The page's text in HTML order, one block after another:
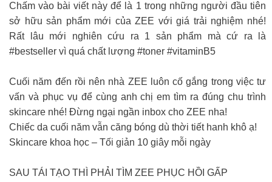
Chấm vào bài viết này để là 1 trong những người đầu tiên
sở hữu sản phẩm mới của ZEE với giá trải nghiệm nhé!
Rất lâu mới nghiên cứu ra 1 sản phẩm mà cứ ra là
#bestseller vì quá chất lượng #toner #vitaminB5
Cuối năm đến rồi nên nhà ZEE luôn cố gắng trong việc tư
vấn và phục vụ để cùng anh chị em tìm ra đúng chu trình
skincare nhé! Đừng ngại ngần inbox cho ZEE nha!
Chiếc da cuối năm vẫn căng bóng dù thời tiết hanh khô ạ!
Skincare khoa học – Tối giản 10 giây mỗi ngày
SAU TÁI TẠO THÌ PHẢI TÌM ZEE PHỤC HỒI GẤP